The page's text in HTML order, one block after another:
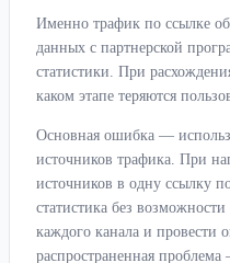
Именно трафик по ссылке
данных с партнерской
статистики. При
каком этапе теряются
Основная ошибка —
источников трафика. При
источников в одну ссылку
статистика без
каждого канала и провести
распространенная